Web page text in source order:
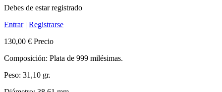
Debes de estar registrado
Entrar| Registrarse
130,00 € Precio
Composición: Plata de 999 milésimas.
Peso: 31,10 gr.